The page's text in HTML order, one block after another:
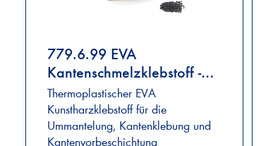
779.6.99 EVA
Kantenschmelzklebstoff -
schwarz
Thermoplastischer EVA
Kunstharzklebstoff für die
Ummantelung, Kantenklebung und
Kantenvorbeschichtung